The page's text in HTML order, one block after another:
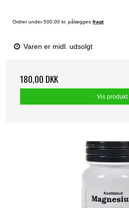
Ordrer under 500,00 kr. pålægges fragt
Varen er midl. udsolgt
180,00 DKK
Vis produkt